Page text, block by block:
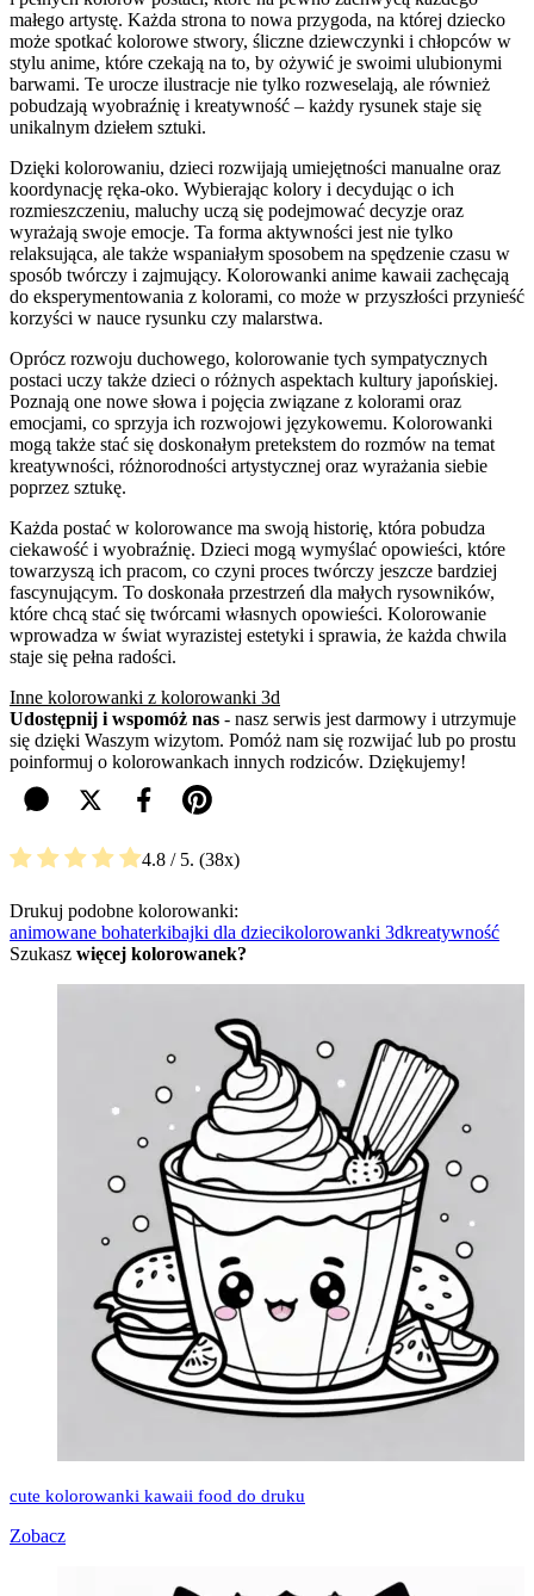
małego artystę. Każda strona to nowa przygoda, na której dziecko
może spotkać kolorowe stwory, śliczne dziewczynki i chłopców w
stylu anime, które czekają na to, by ożywić je swoimi ulubionymi
barwami. Te urocze ilustracje nie tylko rozweselają, ale również
pobudzają wyobraźnię i kreatywność – każdy rysunek staje się
unikalnym dziełem sztuki.
Dzięki kolorowaniu, dzieci rozwijają umiejętności manualne oraz
koordynację ręka-oko. Wybierając kolory i decydując o ich
rozmieszczeniu, maluchy uczą się podejmować decyzje oraz
wyrażają swoje emocje. Ta forma aktywności jest nie tylko
relaksująca, ale także wspaniałym sposobem na spędzenie czasu w
sposób twórczy i zajmujący. Kolorowanki anime kawaii zachęcają
do eksperymentowania z kolorami, co może w przyszłości przynieść
korzyści w nauce rysunku czy malarstwa.
Oprócz rozwoju duchowego, kolorowanie tych sympatycznych
postaci uczy także dzieci o różnych aspektach kultury japońskiej.
Poznają one nowe słowa i pojęcia związane z kolorami oraz
emocjami, co sprzyja ich rozwojowi językowemu. Kolorowanki
mogą także stać się doskonałym pretekstem do rozmów na temat
kreatywności, różnorodności artystycznej oraz wyrażania siebie
poprzez sztukę.
Każda postać w kolorowance ma swoją historię, która pobudza
ciekawość i wyobraźnię. Dzieci mogą wymyślać opowieści, które
towarzyszą ich pracom, co czyni proces twórczy jeszcze bardziej
fascynującym. To doskonała przestrzeń dla małych rysowników,
które chcą stać się twórcami własnych opowieści. Kolorowanie
wprowadza w świat wyrazistej estetyki i sprawia, że każda chwila
staje się pełna radości.
Inne kolorowanki z kolorowanki 3d
Udostępnij i wspomóż nas - nasz serwis jest darmowy i utrzymuje
się dzięki Waszym wizytom. Pomóż nam się rozwijać lub po prostu
poinformuj o kolorowankach innych rodziców. Dziękujemy!
4.8 / 5. 38
Drukuj podobne kolorowanki:
animowane bohaterkibajki dla dziecikolorowanki 3dkreatywność
Szukasz więcej kolorowanek?
cute kolorowanki kawaii food do druku
Zobacz